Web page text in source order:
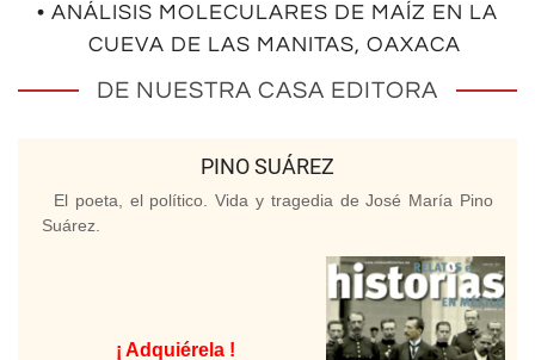
• ANÁLISIS MOLECULARES DE MAÍZ EN LA
CUEVA DE LAS MANITAS, OAXACA
DE NUESTRA CASA EDITORA
PINO SUÁREZ
El poeta, el político. Vida y tragedia de José María Pino
Suárez.
¡ Adquiérela !